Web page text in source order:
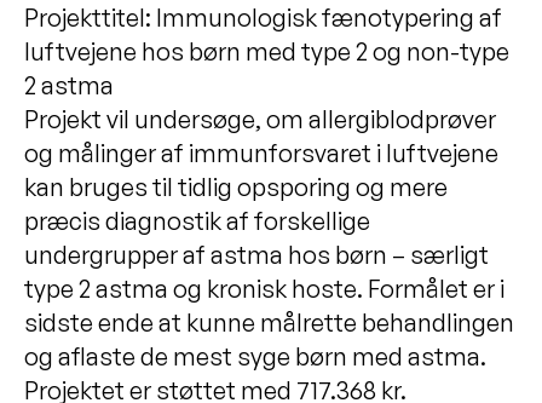
Projekttitel: Immunologisk fænotypering af
luftvejene hos børn med type 2 og non-type
2 astma
Projekt vil undersøge, om allergiblodprøver
og målinger af immunforsvaret i luftvejene
kan bruges til tidlig opsporing og mere
præcis diagnostik af forskellige
undergrupper af astma hos børn – særligt
type 2 astma og kronisk hoste. Formålet er i
sidste ende at kunne målrette behandlingen
og aflaste de mest syge børn med astma.
Projektet er støttet med 717.368 kr.